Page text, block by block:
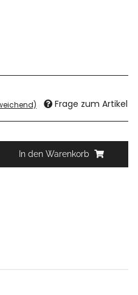
Frage zum Artikel
In den Warenkorb